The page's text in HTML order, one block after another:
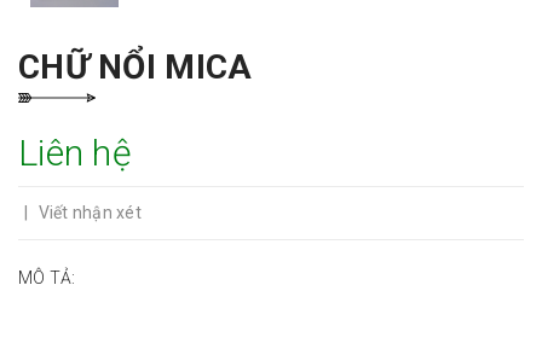
CHỮ NỔI MICA
Liên hệ
Viết nhận xét
MÔ TẢ: